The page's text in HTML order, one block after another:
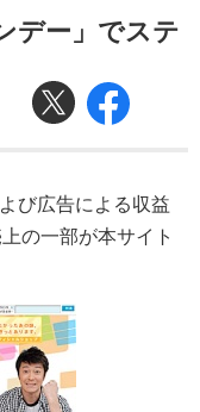
デー」でステ
び広告による収益
の一部が本サイト